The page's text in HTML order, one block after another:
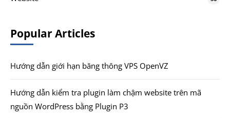
Popular Articles
Hướng dẫn giới hạn băng thông VPS OpenVZ
Hướng dẫn kiểm tra plugin làm chậm website trên mã
nguồn WordPress bằng Plugin P3